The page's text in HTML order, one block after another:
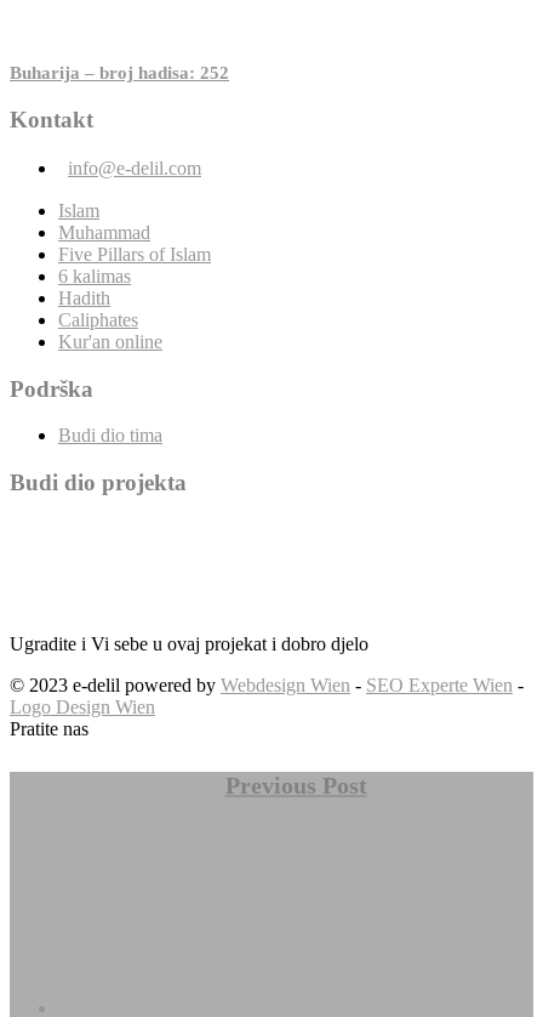
Buharija – broj hadisa: 252
Kontakt
info@e-delil.com
Islam
Muhammad
Five Pillars of Islam
6 kalimas
Hadith
Caliphates
Kur'an online
Podrška
Budi dio tima
Budi dio projekta
Ugradite i Vi sebe u ovaj projekat i dobro djelo
© 2023 e-delil powered by Webdesign Wien - SEO Experte Wien -
Logo Design Wien
Pratite nas
Previous Post